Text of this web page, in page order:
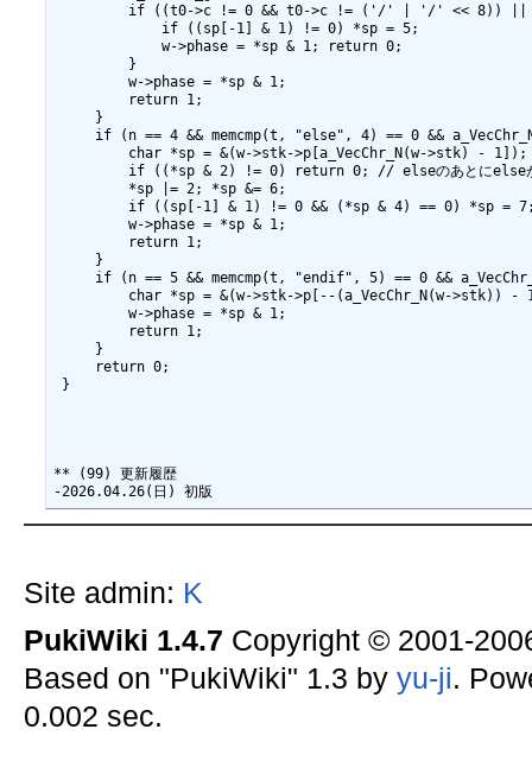
if ((t0->c != 0 && t0->c != ('/' | '/' << 8))
             if ((sp[-1] & 1) != 0) *sp = 5;
             w->phase = *sp & 1; return 0;
         }
         w->phase = *sp & 1;
         return 1;
     }
if (n == 4 && memcmp(t, "else", 4) == 0 &&
         char *sp = &(w->stk->p[a_VecChr_N(w->stk) - 1]);
if ((*sp & 2) != 0) return 0; // elseのあとにelse
         *sp |= 2; *sp &= 6;
if ((sp[-1] & 1) != 0 && (*sp & 4) == 0) *sp =
         w->phase = *sp & 1;
         return 1;
     }
if (n == 5 && memcmp(t, "endif", 5) == 0 &&
char *sp = &(w->stk->p[--(a_VecChr_N(w->stk)) -
         w->phase = *sp & 1;
         return 1;
     }
     return 0;
}
** (99) 更新履歴
Site admin: K
PukiWiki 1.4.7 Copyright © 2001-
Based on "PukiWiki" 1.3 by yu-ji.
0.002 sec.